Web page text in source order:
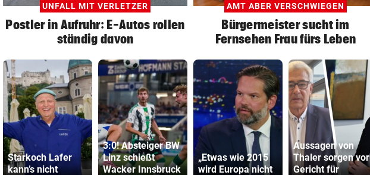
UNFALL MIT VERLETZER
Postler in Aufruhr: E-Autos rollen
ständig davon
AMT ABER VERSCHWIEGEN
Bürgermeister sucht im
Fernsehen Frau fürs Leben
Starkoch Lafer
kann’s nicht
3:0! Absteiger BW
Linz schießt
Wacker Innsbruck
„Etwas wie 2015
wird Europa nicht
Aussagen von
Thaler sorgen vor
Gericht für